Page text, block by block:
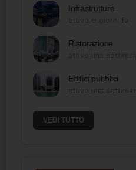
Infrastrutture
Ristorazione
Edifici pubblici
VEDI TUTTO